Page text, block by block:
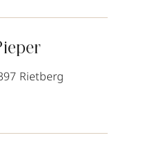
Rietberg